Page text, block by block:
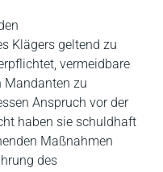
Klägers geltend zu
vermeidbare
Mandanten zu
Anspruch vor der
haben sie schuldhaft
Maßnahmen
des